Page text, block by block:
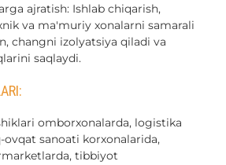
ajratish: Ishlab chiqarish,
va ma'muriy xonalarni samarali
changni izolyatsiya qiladi va
saqlaydi.
omborxonalarda, logistika
ovqat sanoati korxonalarida,
tibbiyot